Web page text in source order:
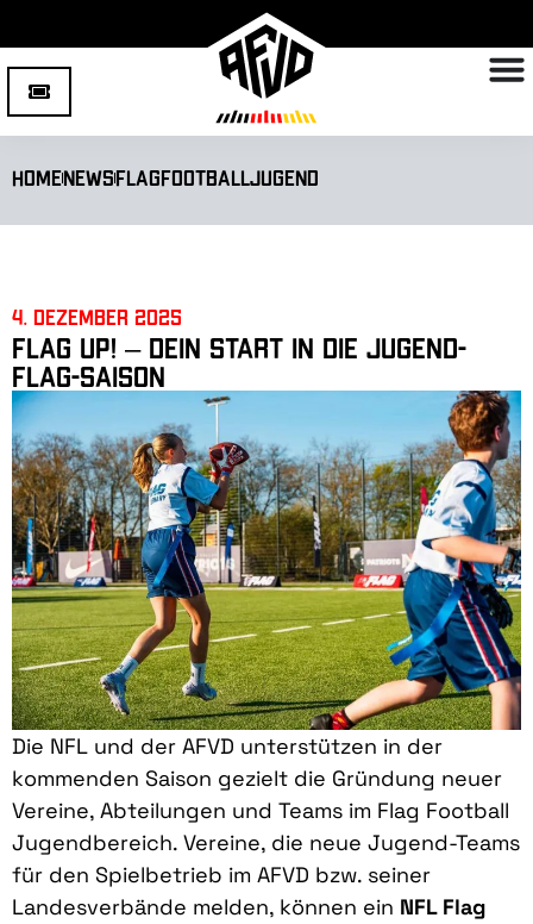
HomeNewsFlagfootballJugend
4. Dezember 2025
Flag up! – Dein Start in die Jugend-
Flag-Saison
Die NFL und der AFVD unterstützen in der
kommenden Saison gezielt die Gründung neuer
Vereine, Abteilungen und Teams im Flag Football
Jugendbereich. Vereine, die neue Jugend-Teams
für den Spielbetrieb im AFVD bzw. seiner
Landesverbände melden, können ein NFL Flag